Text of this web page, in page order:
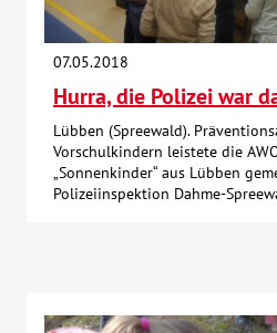
07.05.2018
Hurra, die Polizei war
Lübben (Spreewald).
Vorschulkindern leistete die
„Sonnenkinder“ aus Lübben
Polizeiinspektion Dahme-